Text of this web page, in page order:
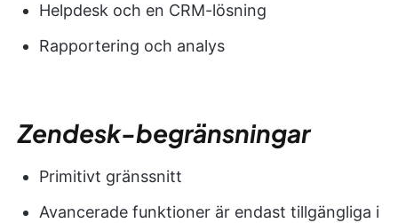
Helpdesk och en CRM-lösning
Rapportering och analys
Zendesk-begränsningar
Primitivt gränssnitt
Avancerade funktioner är endast tillgängliga i